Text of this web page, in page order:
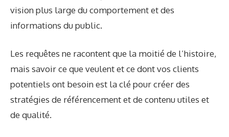
vision plus large du comportement et des
informations du public.
Les requêtes ne racontent que la moitié de l’histoire,
mais savoir ce que veulent et ce dont vos clients
potentiels ont besoin est la clé pour créer des
stratégies de référencement et de contenu utiles et
de qualité.